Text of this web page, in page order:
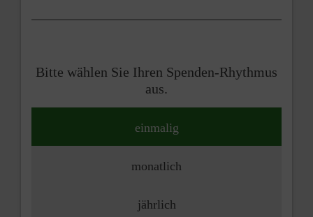
Bitte wählen Sie Ihren Spenden-Rhythmus
aus.
einmalig
monatlich
jährlich